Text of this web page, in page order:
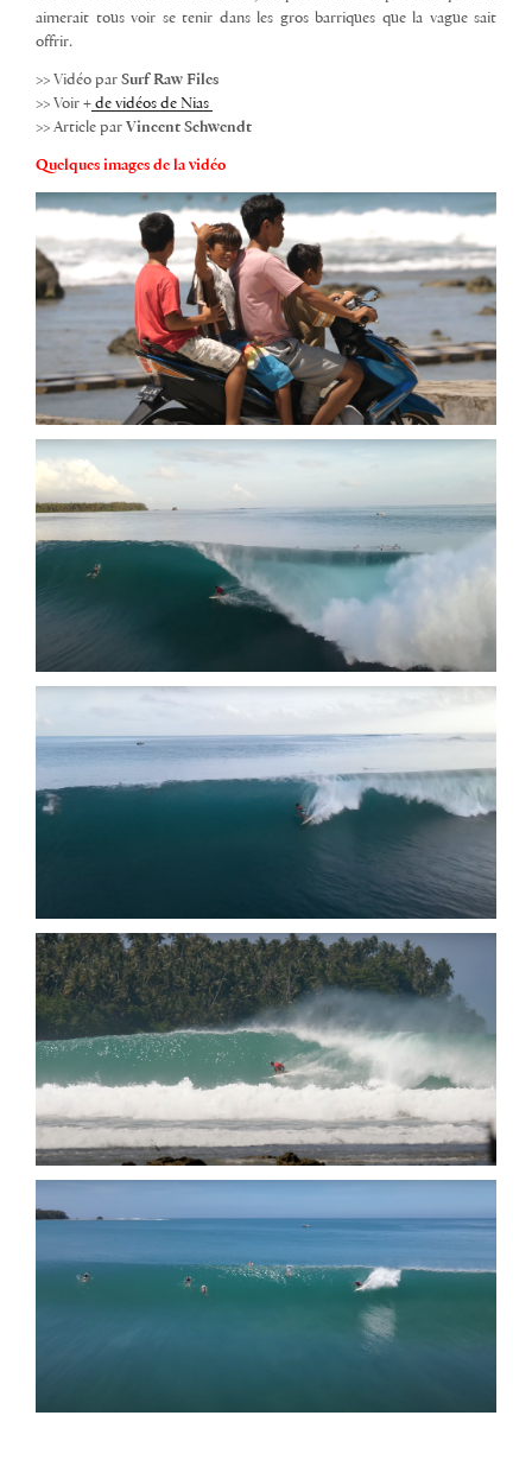
aimerait tous voir se tenir dans les gros barriques que la vague sait
offrir.
>> Vidéo par Surf Raw Files
>> Voir + de vidéos de Nias
>> Article par Vincent Schwendt
Quelques images de la vidéo